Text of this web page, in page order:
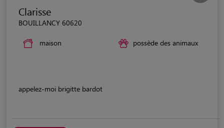
Clarisse
BOUILLANCY 60620
maison possède des animaux
appelez-moi brigitte bardot